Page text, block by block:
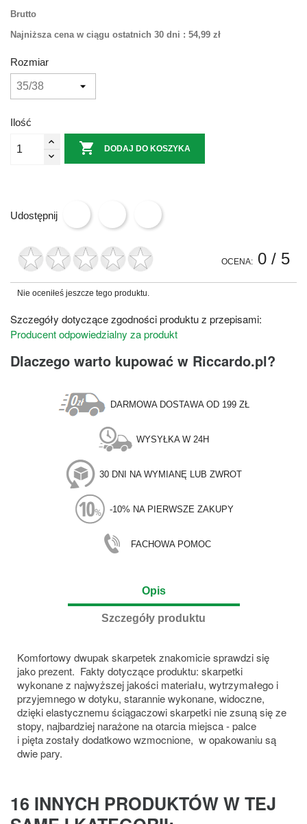
Brutto
Najniższa cena w ciągu ostatnich 30 dni : 54,99 zł
Rozmiar
Ilość
 DODAJ DO KOSZYKA
Udostępnij
OCENA: 0 / 5
Nie oceniłeś jeszcze tego produktu.
Szczegóły dotyczące zgodności produktu z przepisami:
Producent odpowiedzialny za produkt
Dlaczego warto kupować w Riccardo.pl?
DARMOWA DOSTAWA OD 199 ZŁ
WYSYŁKA W 24H
30 DNI NA WYMIANĘ LUB ZWROT
-10% NA PIERWSZE ZAKUPY
FACHOWA POMOC
Opis
Szczegóły produktu
Komfortowy dwupak skarpetek znakomicie sprawdzi się
jako prezent. Fakty dotyczące produktu: skarpetki
wykonane z najwyższej jakości materiału, wytrzymałego i
przyjemnego w dotyku, starannie wykonane, widoczne,
dzięki elastycznemu ściągaczowi skarpetki nie zsuną się ze
stopy, najbardziej narażone na otarcia miejsca - palce
i pięta zostały dodatkowo wzmocnione, w opakowaniu są
dwie pary.
16 INNYCH PRODUKTÓW W TEJ